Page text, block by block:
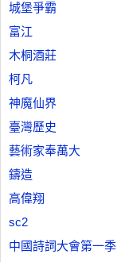
城堡爭霸
富江
木桐酒莊
柯凡
神魔仙界
臺灣歷史
藝術家奉萬大
鑄造
高偉翔
sc2
中國詩詞大會第一季